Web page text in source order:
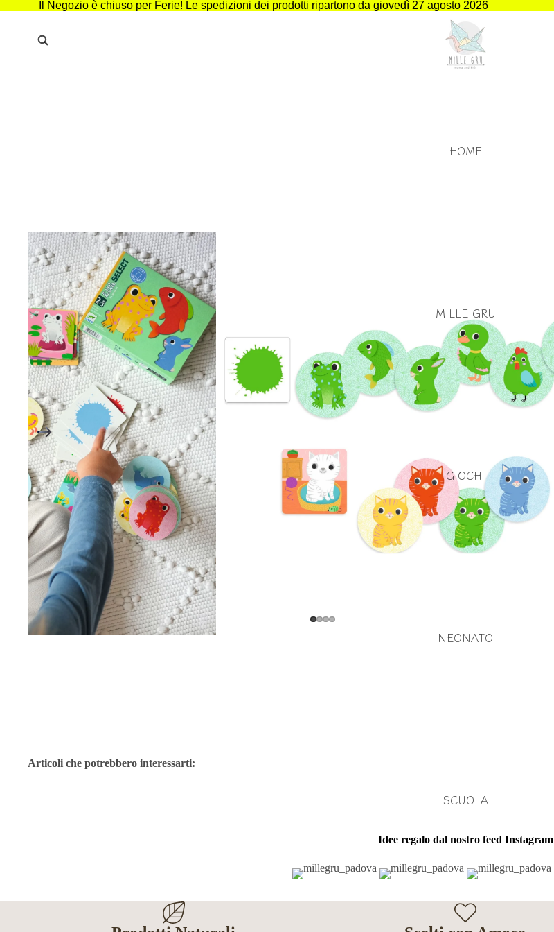
Il Negozio è chiuso per Ferie! Le spedizioni dei prodotti ripartono da giovedì 27 agosto 2026
HOME
MILLE GRU
GIOCHI
NEONATO
SCUOLA
Articoli che potrebbero interessarti:
Idee regalo dal nostro feed Instagram